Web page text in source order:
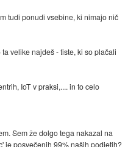
tudi ponudi vsebine, ki nimajo nič
velike najdeš - tiste, ki so plačali
IoT v praksi,.... in to celo
Sem že dolgo tega nakazal na
je posvečenih 99% naših podjetih?